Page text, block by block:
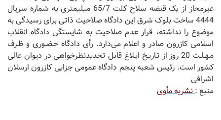
منبع :نشریه مأوی